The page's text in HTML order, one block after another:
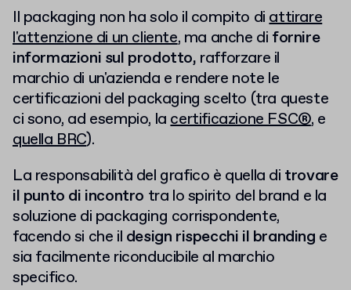
Il packaging non ha solo il compito diattirare
l'attenzione di un cliente, ma anche di fornire
informazioni sul prodotto, rafforzare il
marchio di un'azienda e rendere note le
certificazioni del packaging scelto (tra queste
ci sono, ad esempio, lacertificazione FSC®, e
quella BRC).
La responsabilità del grafico è quella di trovare
il punto di incontro tra lo spirito del brand e la
soluzione di packaging corrispondente,
facendo si che il design rispecchi il branding e
sia facilmente riconducibile al marchio
specifico.